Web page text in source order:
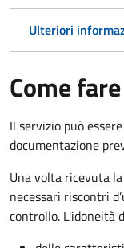
Ulteriori
Come fare
Il servizio può
documentazione
Una volta ricevuta
necessari riscontri
controllo. L'idoneità